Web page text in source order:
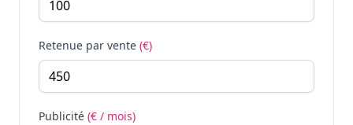
Retenue par vente (€)
Publicité (€ / mois)